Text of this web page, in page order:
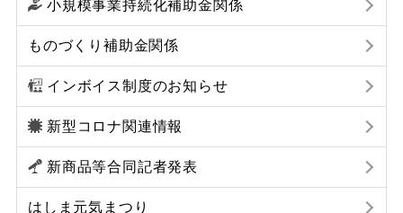
小規模事業持続化補助金関係
ものづくり補助金関係
インボイス制度のお知らせ
新型コロナ関連情報
新商品等合同記者発表
はしま元気まつり